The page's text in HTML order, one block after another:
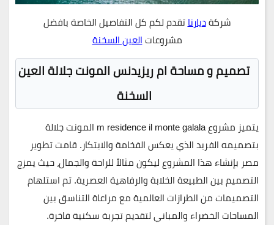
شركةديارناتقدم لكم كل التفاصيل الخاصة بافضل
مشروعاتالعين السخنة
تصميم و مساحة ام ريزيدنس المونت جلالة العين
السخنة
يتميز مشروعm residence il monte galala المونت جلالة
بتصميمه الفريد الذي يعكس الفخامة والابتكار. قامتتطوير
مصر بإنشاء هذا المشروع ليكون مثالاً للراحة والجمال، حيث يمزج
التصميم بين الطبيعة الخلابة والرفاهية العصرية. تم استلهام
التصميمات من الطرازات العالمية مع مراعاة التناسق بين
المساحات الخضراء والمباني لتقديم تجربة سكنية فاخرة.